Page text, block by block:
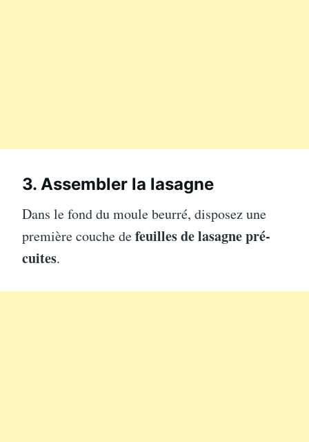
3. Assembler la lasagne
Dans le fond du moule beurré, disposez une
première couche defeuilles de lasagne pré-
cuites.